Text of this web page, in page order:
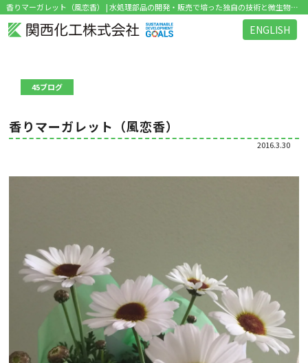
香りマーガレット（風恋香） | 水処理部品の開発・販売で培った独自の技術と微生物研究のノウハウを活かした環境関連ビジネス を展開
ENGLISH
45ブログ
香りマーガレット（風恋香）
2016.3.30